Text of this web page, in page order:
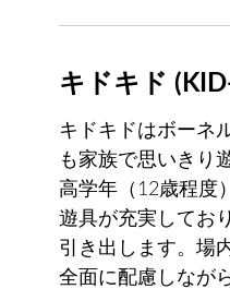
キドキド
キドキドはボーネ
も家族で思いきり
高学年（12歳程度
遊具が充実してお
引き出します。場
全面に配慮しなが